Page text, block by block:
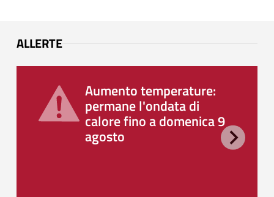
ALLERTE
Aumento temperature:
permane l'ondata di
calore fino a domenica 9
agosto